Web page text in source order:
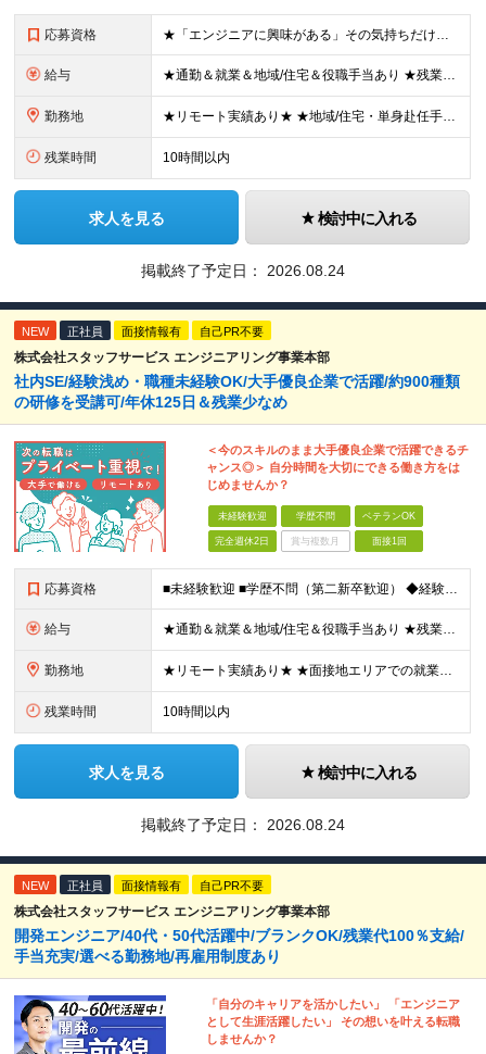
応募資格 ★「エンジニアに興味がある」その気持ちだけでOK！ ■学歴不問 ■IT知識・実務経験は一切不問！未経験・第二新卒大歓迎 ★ITサポート・IT事務やエンジニアの経験をお持ちの方は優遇します！ 地方在住
給与 ★通勤＆就業＆地域/住宅＆役職手当あり ★残業代は全額支給 ★選べる給与制度あり！ ■東京・神奈川・千葉・埼玉勤務の場合 月給24.5万円～55万円＋諸手当 （残業代は全額支給） (20,000円の
勤務地 ★リモート実績あり★ ★地域/住宅・単身赴任手当などサポートも万全 ★転任費用や寮・社宅制度も完備しています ★勤務地については希望を考慮の上、決定します 『地元で働きたい』『新天地で挑戦したい』と
残業時間 10時間以内
求人を見る 検討中に入れる
掲載終了予定日： 2026.08.24
NEW 正社員 面接情報有 自己PR不要
株式会社スタッフサービス エンジニアリング事業本部
社内SE/経験浅め・職種未経験OK/大手優良企業で活躍/約900種類
の研修を受講可/年休125日＆残業少なめ
＜今のスキルのまま大手優良企業で活躍できるチ
ャンス◎＞ 自分時間を大切にできる働き方をは
じめませんか？
未経験歓迎 学歴不問 ベテランOK
完全週休2日 賞与複数月 面接1回
応募資格 ■未経験歓迎 ■学歴不問（第二新卒歓迎） ◆経験は一切問いません ◆転職回数・ブランク期間も不問 ◆面接というよりは“リラックス面談”です ≪こんな方をお待ちしています≫ ・地道にコツコツ作業が得
給与 ★通勤＆就業＆地域/住宅＆役職手当あり ★残業代は全額支給 ★選べる給与制度あり！ ■東京・神奈川・千葉・埼玉勤務の場合 月給24.5万円～55万円＋諸手当 （残業代は全額支給） (20,000円の
勤務地 ★リモート実績あり★ ★面接地エリアでの就業率92％以上！ 『地元で働きたい』『新天地で挑戦したい』という希望に、業界トップクラス約7,000件の取引事業所数、90,000件以上のプロジェクトから検
残業時間 10時間以内
求人を見る 検討中に入れる
掲載終了予定日： 2026.08.24
NEW 正社員 面接情報有 自己PR不要
株式会社スタッフサービス エンジニアリング事業本部
開発エンジニア/40代・50代活躍中/ブランクOK/残業代100％支給/
手当充実/選べる勤務地/再雇用制度あり
「自分のキャリアを活かしたい」 「エンジニア
として生涯活躍したい」 その想いを叶える転職
しませんか？